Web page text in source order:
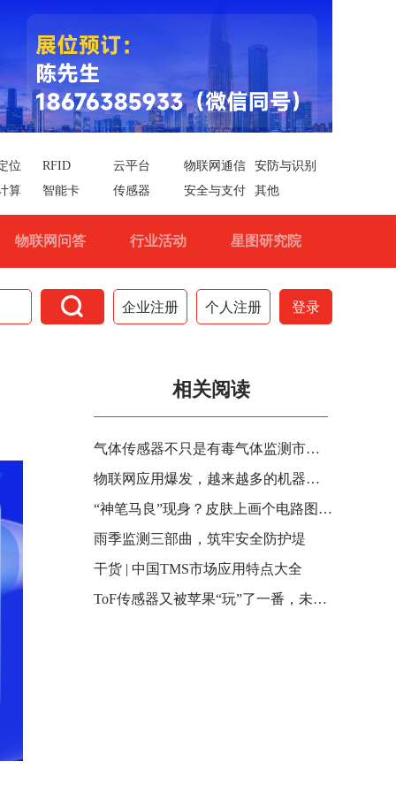
位 RFID 云平台 物联网通信
安防与识别
算
智能卡 传感器 安全与支付 其他
物联网问答 行业活动 星图研究院
 企业注册 个人注册 登录
相关阅读
气体传感器不只是有毒气体监测市场，还隐藏了一座"难啃"的金矿山
物联网应用爆发，越来越多的机器身份被滥用
“神笔马良”现身？皮肤上画个电路图就能监测健康
雨季监测三部曲，筑牢安全防护堤
干货 | 中国TMS市场应用特点大全
ToF传感器又被苹果“玩”了一番，未来前景究竟如何？